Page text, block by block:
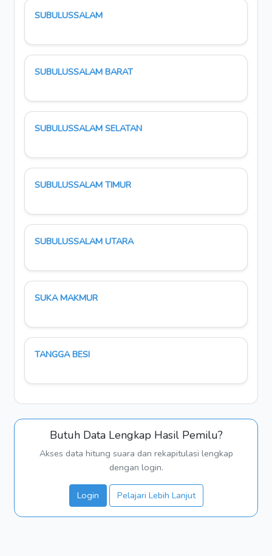
SUBULUSSALAM
SUBULUSSALAM BARAT
SUBULUSSALAM SELATAN
SUBULUSSALAM TIMUR
SUBULUSSALAM UTARA
SUKA MAKMUR
TANGGA BESI
Butuh Data Lengkap Hasil Pemilu?
Akses data hitung suara dan rekapitulasi lengkap
dengan login.
Login Pelajari Lebih Lanjut